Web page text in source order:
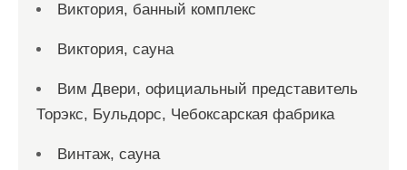
Виктория, банный комплекс
Виктория, сауна
Вим Двери, официальный представитель
Торэкс, Бульдорс, Чебоксарская фабрика
Винтаж, сауна